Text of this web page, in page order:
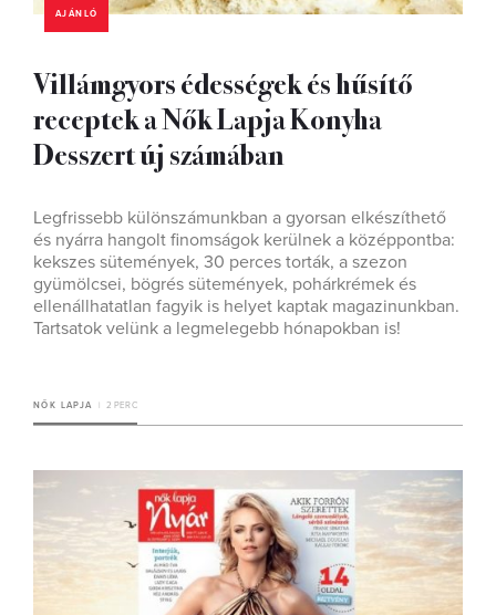
AJÁNLÓ
Villámgyors édességek és hűsítő
receptek a Nők Lapja Konyha
Desszert új számában
Legfrissebb különszámunkban a gyorsan elkészíthető
és nyárra hangolt finomságok kerülnek a középpontba:
kekszes sütemények, 30 perces torták, a szezon
gyümölcsei, bögrés sütemények, pohárkrémek és
ellenállhatatlan fagyik is helyet kaptak magazinunkban.
Tartsatok velünk a legmelegebb hónapokban is!
NŐK LAPJA 2 PERC